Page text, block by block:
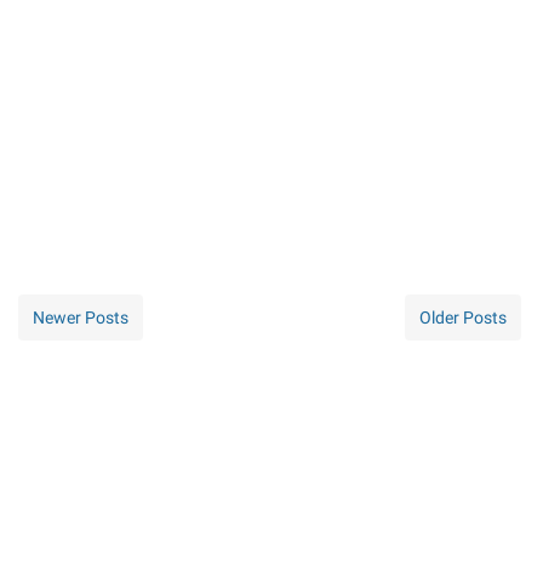
Newer Posts Older Posts